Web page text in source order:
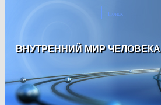
ВНУТРЕННИЙ МИР ЧЕЛОВЕКА